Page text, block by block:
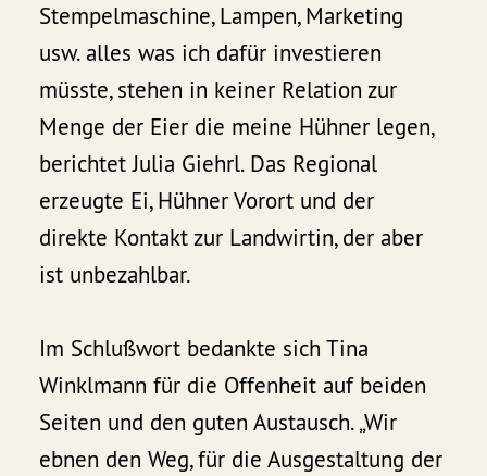
Stempelmaschine, Lampen, Marketing
usw. alles was ich dafür investieren
müsste, stehen in keiner Relation zur
Menge der Eier die meine Hühner legen,
berichtet Julia Giehrl. Das Regional
erzeugte Ei, Hühner Vorort und der
direkte Kontakt zur Landwirtin, der aber
ist unbezahlbar.
Im Schlußwort bedankte sich Tina
Winklmann für die Offenheit auf beiden
Seiten und den guten Austausch. „Wir
ebnen den Weg, für die Ausgestaltung der